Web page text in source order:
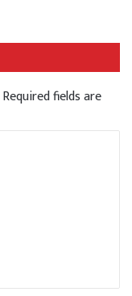
Required fields are